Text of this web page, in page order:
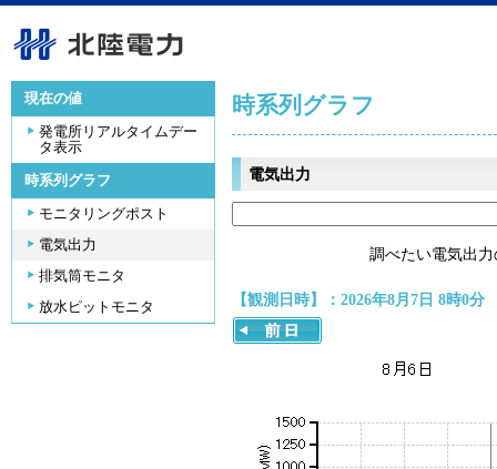
現在の値
発電所リアルタイムデー
タ表示
時系列グラフ
モニタリングポスト
電気出力
排気筒モニタ
放水ピットモニタ
時系列グラフ
電気出力
調べたい電気出
【観測日時】：2026年8月7日 8時0分